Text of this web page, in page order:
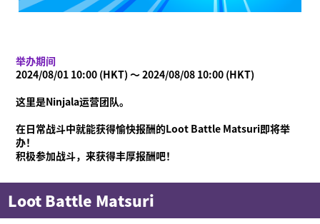
什么是Ninjala？
什么是Ninjala？
游玩方法
忍者口香糖
场地
产品信息
举办期间
2024/08/01 10:00 (HKT) ～ 2024/08/08 10:00 (HKT)
这里是Ninjala运营团队。
在日常战斗中就能获得愉快报酬的Loot Battle Matsuri即将举
办！
积极参加战斗，来获得丰厚报酬吧！
Loot Battle Matsuri